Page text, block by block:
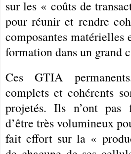
sur les « coûts de
pour réunir et rendre
composantes matérielles
formation dans un grand
Ces GTIA
complets et cohérents
projetés. Ils n’ont pas
d’être très volumineux
fait effort sur la «